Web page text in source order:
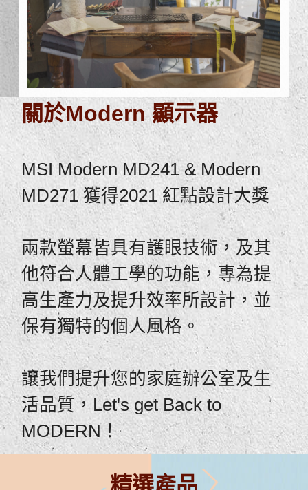
關於Modern 顯示器
MSI Modern MD241 & Modern
MD271 獲得2021 紅點設計大獎
兩款螢幕皆具有護眼技術，及其
他符合人體工學的功能，專為提
高生產力及提升效率所設計，並
保有獨特的個人風格。
讓我們提升您的家庭辦公室及生
活品質，Let's get Back to
MODERN！